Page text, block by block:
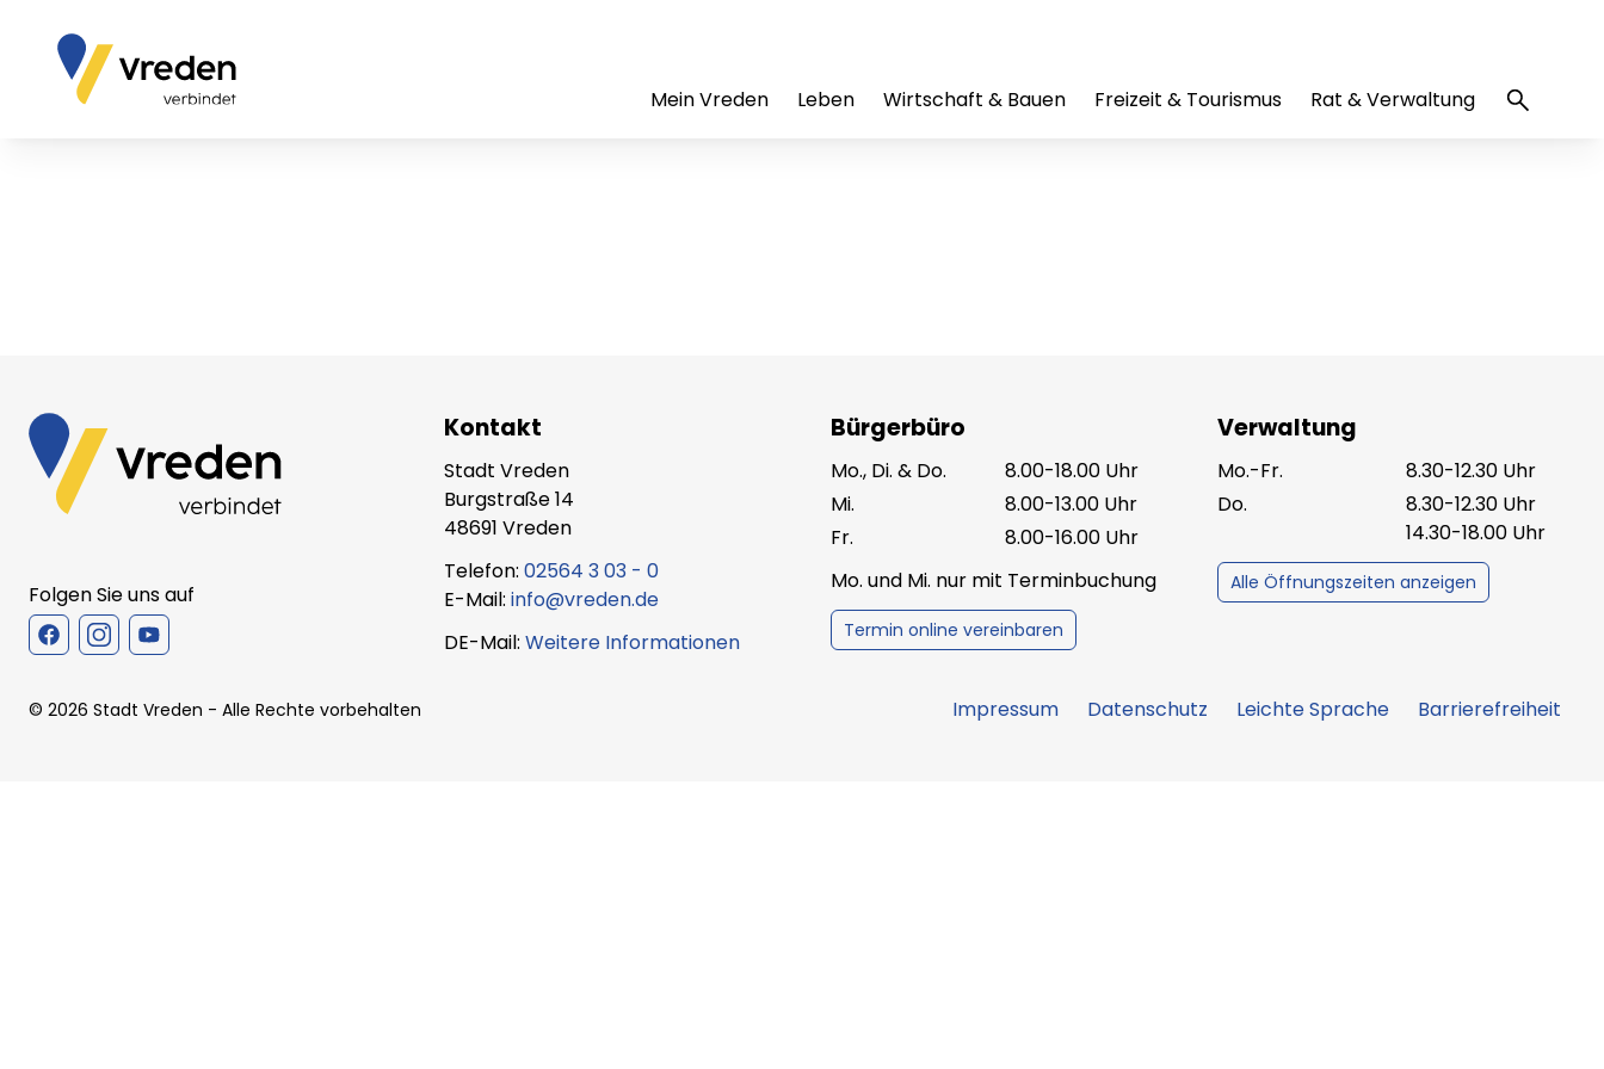
Mein Vreden Leben Wirtschaft & Bauen Freizeit & Tourismus Rat & Verwaltung
Folgen Sie uns auf
Kontakt
Stadt Vreden
Burgstraße 14
48691 Vreden
Telefon: 02564 3 03 - 0
E-Mail: info@vreden.de
DE-Mail: Weitere Informationen
Bürgerbüro
Mo., Di. & Do.
8.00-18.00 Uhr
Mi.
8.00-13.00 Uhr
Fr.
8.00-16.00 Uhr
Mo. und Mi. nur mit Terminbuchung
Termin online vereinbaren
Verwaltung
Mo.-Fr.
8.30-12.30 Uhr
Do.
8.30-12.30 Uhr
14.30-18.00 Uhr
Alle Öffnungszeiten anzeigen
© 2026 Stadt Vreden - Alle Rechte vorbehalten Impressum Datenschutz Leichte Sprache Barrierefreiheit